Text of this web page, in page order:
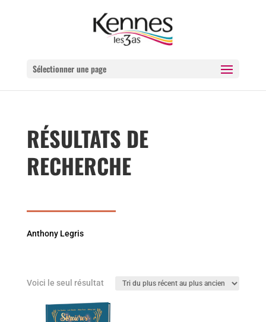
Sélectionner une page
RÉSULTATS DE
RECHERCHE
Anthony Legris
Voici le seul résultat